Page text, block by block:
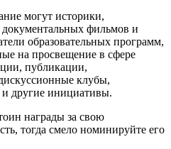
могут историки,
документальных фильмов и
образовательных программ,
на просвещение в сфере
публикации,
клубы,
другие инициативы.
награды за свою
тогда смело номинируйте его